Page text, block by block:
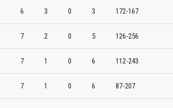
6 3 0 3 172-167
7 2 0 5 126-256
7 1 0 6 112-243
7 1 0 6 87-207